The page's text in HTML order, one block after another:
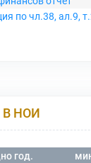
по чл.38, ал.9,
НОИ
год.